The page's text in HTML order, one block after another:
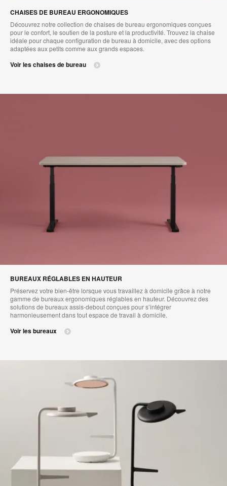
CHAISES DE BUREAU ERGONOMIQUES
Découvrez notre collection de chaises de bureau ergonomiques conçues
pour le confort, le soutien de la posture et la productivité. Trouvez la chaise
idéale pour chaque configuration de bureau à domicile, avec des options
adaptées aux petits comme aux grands espaces.
Voir les chaises de bureau
BUREAUX RÉGLABLES EN HAUTEUR
Préservez votre bien-être lorsque vous travaillez à domicile grâce à notre
gamme de bureaux ergonomiques réglables en hauteur. Découvrez des
solutions de bureaux assis-debout conçues pour s’intégrer
harmonieusement dans tout espace de travail à domicile.
Voir les bureaux